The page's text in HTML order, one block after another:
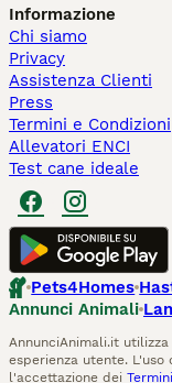
Informazione
Chi siamo
Privacy
Assistenza Clienti
Press
Termini e Condizioni
Allevatori ENCI
Test cane ideale
Pets4Homes
Annunci Animali
AnnunciAnimali.it
esperienza utente.
l'accettazione dei